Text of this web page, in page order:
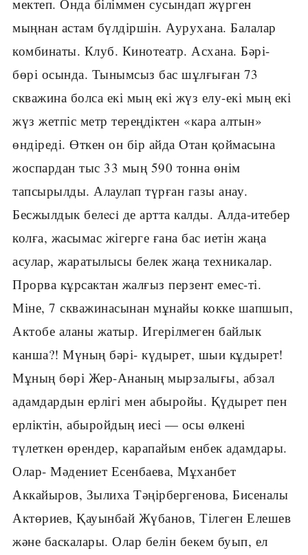
мектеп. Онда біліммен сусындап жүрген
мыңнан астам бүлдіршін. Аурухана. Балалар
комбинаты. Клуб. Кинотеатр. Асхана. Бәрі-
бөрі осында. Тынымсыз бас шұлғыған 73
скважина болса екі мың екі жүз елу-екі мың екі
жүз жетпіс метр тереңдіктен «кара алтын»
өндіреді. Өткен он бір айда Отан қоймасына
жоспардан тыс 33 мың 590 тонна өнім
тапсырылды. Алаулап түрған газы анау.
Бесжылдык белeci де артта калды. Алда-итебер
колға, жасымас жігерге ғана бас иетін жаңа
асулар, жаратылысы белек жаңа техникалар.
Прорва кұрсактан жалғыз перзент емес-ті.
Міне, 7 скважинасынан мұнайы кокке шапшып,
Актобе аланы жатыр. Игерілмеген байлык
канша?! Мүның бәрі- күдырет, шыи кұдырет!
Мұның бөрі Жер-Ананың мырзалығы, абзал
адамдардын ерлігі мен абыройы. Қүдырет пен
ерліктін, абыройдың иесі — осы өлкені
түлеткен өрендер, карапайым енбек адамдары.
Олар- Мәдениет Есенбаева, Мұханбет
Аккайыров, Зылиха Тәңірбергенова, Бисеналы
Актөриев, Қауынбай Жүбанов, Тілеген Елешев
және баскалары. Олар белін бекем буып, ел